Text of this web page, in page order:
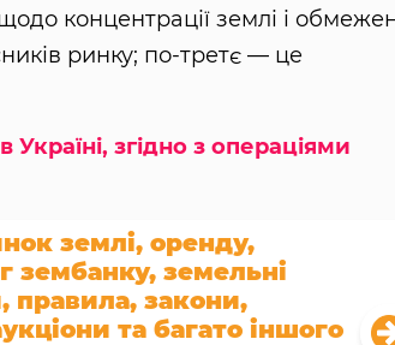
концентрації землі і
ринку; по-третє — це
згідно з операціями
землі, оренду,
зембанку, земельні
правила, закони,
та багато іншого